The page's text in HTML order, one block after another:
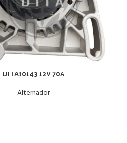
DITA10143 12V 70A
Alternador